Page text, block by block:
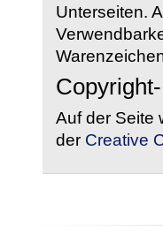
Unterseiten.
Auf der Seite
der Creative